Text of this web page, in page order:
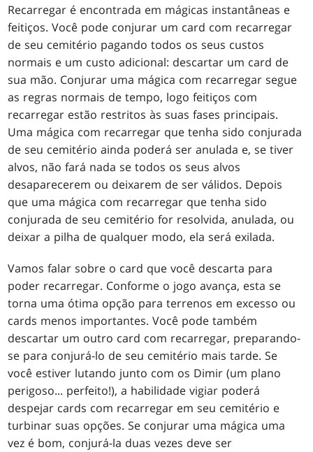
Recarregar é encontrada em mágicas instantâneas e
feitiços. Você pode conjurar um card com recarregar
de seu cemitério pagando todos os seus custos
normais e um custo adicional: descartar um card de
sua mão. Conjurar uma mágica com recarregar segue
as regras normais de tempo, logo feitiços com
recarregar estão restritos às suas fases principais.
Uma mágica com recarregar que tenha sido conjurada
de seu cemitério ainda poderá ser anulada e, se tiver
alvos, não fará nada se todos os seus alvos
desaparecerem ou deixarem de ser válidos. Depois
que uma mágica com recarregar que tenha sido
conjurada de seu cemitério for resolvida, anulada, ou
deixar a pilha de qualquer modo, ela será exilada.
Vamos falar sobre o card que você descarta para
poder recarregar. Conforme o jogo avança, esta se
torna uma ótima opção para terrenos em excesso ou
cards menos importantes. Você pode também
descartar um outro card com recarregar, preparando-
se para conjurá-lo de seu cemitério mais tarde. Se
você estiver lutando junto com os Dimir (um plano
perigoso... perfeito!), a habilidade vigiar poderá
despejar cards com recarregar em seu cemitério e
turbinar suas opções. Se conjurar uma mágica uma
vez é bom, conjurá-la duas vezes deve ser